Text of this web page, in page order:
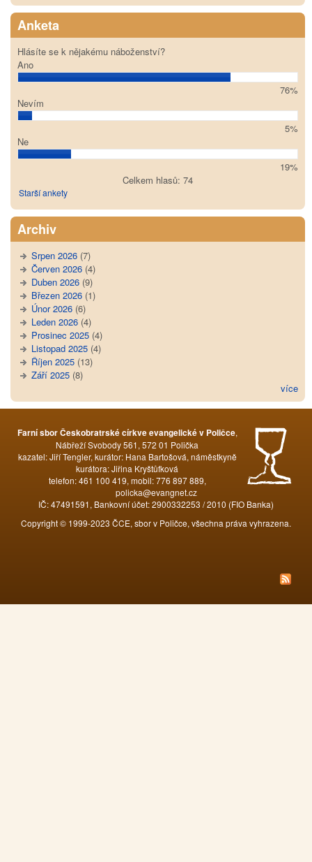
Anketa
Hlásíte se k nějakému náboženství?
Ano
76%
Nevím
5%
Ne
19%
Celkem hlasů: 74
Starší ankety
Archiv
Srpen 2026 (7)
Červen 2026 (4)
Duben 2026 (9)
Březen 2026 (1)
Únor 2026 (6)
Leden 2026 (4)
Prosinec 2025 (4)
Listopad 2025 (4)
Říjen 2025 (13)
Září 2025 (8)
více
Farní sbor Českobratrské církve evangelické v Poličce,
Nábřeží Svobody 561, 572 01 Polička
kazatel: Jiří Tengler, kurátor: Hana Bartošová, náměstkyně
kurátora: Jiřina Kryštůfková
telefon: 461 100 419, mobil: 776 897 889,
policka@evangnet.cz
IČ: 47491591, Bankovní účet: 2900332253 / 2010 (FIO Banka)
Copyright © 1999-2023 ČCE, sbor v Poličce, všechna práva vyhrazena.